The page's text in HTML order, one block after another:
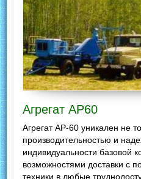
Агрегат АР60
Агрегат АР-60 уникален не
производительностью и
индивидуальности базовой
возможностями доставки с
техники в любые